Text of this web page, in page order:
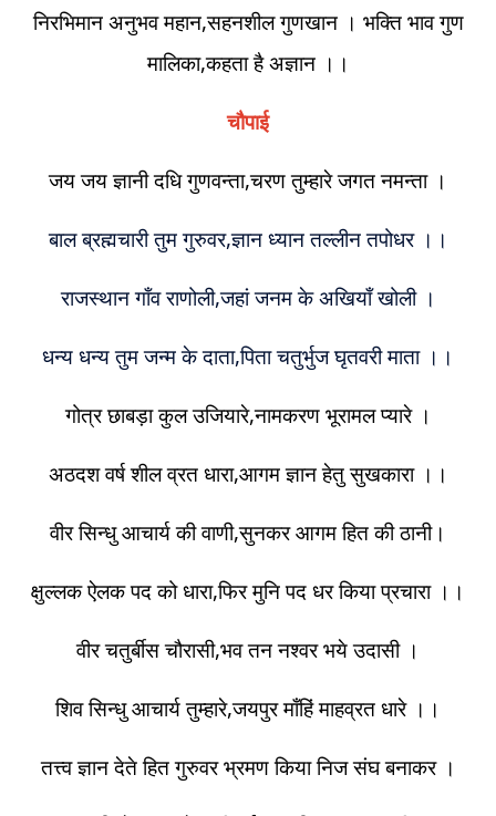
निरभिमान अनुभव महान,सहनशील गुणखान । भक्ति भाव गुण
मालिका,कहता है अज्ञान ।।
चौपाई
जय जय ज्ञानी दधि गुणवन्ता,चरण तुम्हारे जगत नमन्ता ।
बाल ब्रह्मचारी तुम गुरुवर,ज्ञान ध्यान तल्लीन तपोधर ।।
राजस्थान गाँव राणोली,जहां जनम के अखियाँ खोली ।
धन्य धन्य तुम जन्म के दाता,पिता चतुर्भुज घृतवरी माता ।।
गोत्र छाबड़ा कुल उजियारे,नामकरण भूरामल प्यारे ।
अठदश वर्ष शील व्रत धारा,आगम ज्ञान हेतु सुखकारा ।।
वीर सिन्धु आचार्य की वाणी,सुनकर आगम हित की ठानी।
क्षुल्लक ऐलक पद को धारा,फिर मुनि पद धर किया प्रचारा ।।
वीर चतुर्बीस चौरासी,भव तन नश्वर भये उदासी ।
शिव सिन्धु आचार्य तुम्हारे,जयपुर माँहिं माहव्रत धारे ।।
तत्त्व ज्ञान देते हित गुरुवर भ्रमण किया निज संघ बनाकर ।